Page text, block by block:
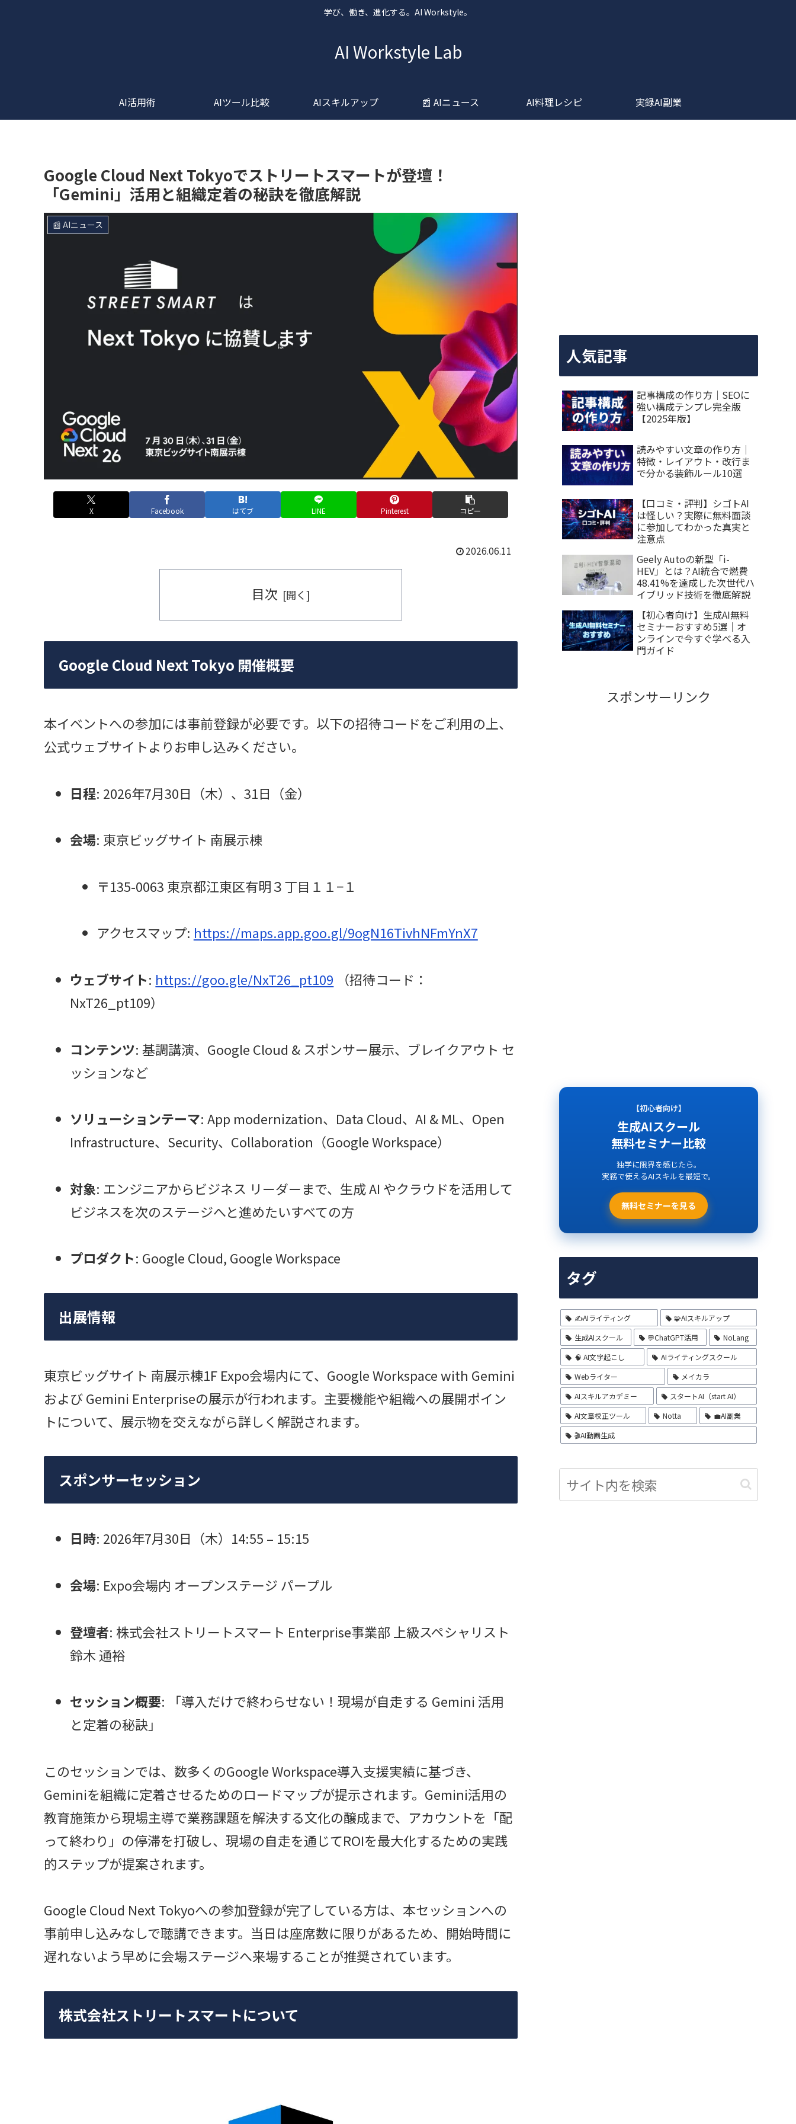
学び、働き、進化する。AI Workstyle。
AI Workstyle Lab
AI活用術 AIツール比較 AIスキルアップ 📰 AIニュース AI料理レシピ 実録AI副業
Google Cloud Next Tokyoでストリートスマートが登壇！
「Gemini」活用と組織定着の秘訣を徹底解説
📰 AIニュース
X Facebook はてブ LINE Pinterest コピー
2026.06.11
目次
Google Cloud Next Tokyo 開催概要
本イベントへの参加には事前登録が必要です。以下の招待コードをご利用の上、
公式ウェブサイトよりお申し込みください。
日程: 2026年7月30日（木）、31日（金）
会場: 東京ビッグサイト 南展示棟
〒135-0063 東京都江東区有明３丁目１１−１
アクセスマップ: https://maps.app.goo.gl/9ogN16TivhNFmYnX7
ウェブサイト: https://goo.gle/NxT26_pt109 （招待コード：
NxT26_pt109）
コンテンツ: 基調講演、Google Cloud & スポンサー展示、ブレイクアウト セ
ッションなど
ソリューションテーマ: App modernization、Data Cloud、AI & ML、Open
Infrastructure、Security、Collaboration（Google Workspace）
対象: エンジニアからビジネス リーダーまで、生成 AI やクラウドを活用して
ビジネスを次のステージへと進めたいすべての方
プロダクト: Google Cloud, Google Workspace
出展情報
東京ビッグサイト 南展示棟1F Expo会場内にて、Google Workspace with Gemini
および Gemini Enterpriseの展示が行われます。主要機能や組織への展開ポイン
トについて、展示物を交えながら詳しく解説されます。
スポンサーセッション
日時: 2026年7月30日（木）14:55 – 15:15
会場: Expo会場内 オープンステージ パープル
登壇者: 株式会社ストリートスマート Enterprise事業部 上級スペシャリスト
鈴木 通裕
セッション概要: 「導入だけで終わらせない！現場が自走する Gemini 活用
と定着の秘訣」
このセッションでは、数多くのGoogle Workspace導入支援実績に基づき、
Geminiを組織に定着させるためのロードマップが提示されます。Gemini活用の
教育施策から現場主導で業務課題を解決する文化の醸成まで、アカウントを「配
って終わり」の停滞を打破し、現場の自走を通じてROIを最大化するための実践
的ステップが提案されます。
Google Cloud Next Tokyoへの参加登録が完了している方は、本セッションへの
事前申し込みなしで聴講できます。当日は座席数に限りがあるため、開始時間に
遅れないよう早めに会場ステージへ来場することが推奨されています。
株式会社ストリートスマートについて
人気記事
記事構成の作り方｜SEOに
強い構成テンプレ完全版
【2025年版】
読みやすい文章の作り方｜
特徴・レイアウト・改行ま
で分かる装飾ルール10選
【口コミ・評判】シゴトAI
は怪しい？実際に無料面談
に参加してわかった真実と
注意点
Geely Autoの新型「i-
HEV」とは？AI統合で燃費
48.41%を達成した次世代ハ
イブリッド技術を徹底解説
【初心者向け】生成AI無料
セミナーおすすめ5選｜オ
ンラインで今すぐ学べる入
門ガイド
スポンサーリンク
【初心者向け】
生成AIスクール
無料セミナー比較
独学に限界を感じたら。
実務で使えるAIスキルを最短で。
無料セミナーを見る
タグ
✍️AIライティング
🧩AIスキルアップ
生成AIスクール
💬ChatGPT活用
NoLang
🧠 AI文字起こし
AIライティングスクール
Webライター
メイカラ
AIスキルアカデミー
スタートAI（start AI）
AI文章校正ツール
Notta
💼AI副業
🎬AI動画生成